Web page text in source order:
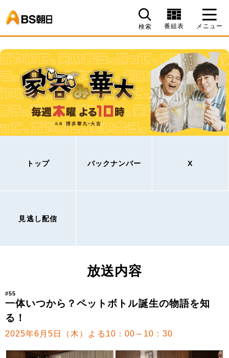
検索 番組表 メニュー
トップ バックナンバー X
見逃し配信
放送内容
#55
一体いつから？ペットボトル誕生の物語を知
る！
2025年6月5日（木）よる10：00～10：30